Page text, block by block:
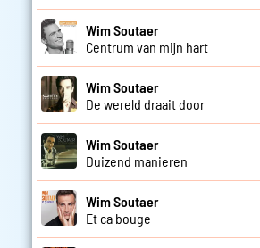
Wim Soutaer
Centrum van mijn hart
Wim Soutaer
De wereld draait door
Wim Soutaer
Duizend manieren
Wim Soutaer
Et ca bouge